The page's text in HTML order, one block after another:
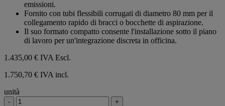
emissioni.
Fornito con tubi flessibili corrugati di diametro 80 mm per il
collegamento rapido di bracci o bocchette di aspirazione.
Il suo formato compatto consente l'installazione sotto il piano
di lavoro per un'integrazione discreta in officina.
1.435,00 € IVA Escl.
1.750,70 € IVA incl.
unità
- +